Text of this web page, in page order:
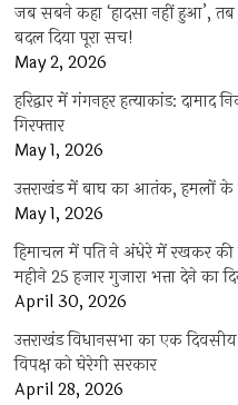
जब सबने कहा ‘हादसा नहीं हुआ’,
बदल दिया पूरा सच!
May 2, 2026
हरिद्वार में गंगनहर हत्याकांड:
गिरफ्तार
May 1, 2026
उत्तराखंड में बाघ का आतंक, हमलों के
May 1, 2026
हिमाचल में पति ने अंधेरे में रखकर की
महीने 25 हजार गुजारा भत्ता देने का
April 30, 2026
उत्तराखंड विधानसभा का एक
विपक्ष को घेरेगी सरकार
April 28, 2026